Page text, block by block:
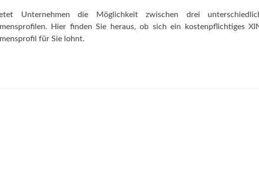
Unternehmen die Möglichkeit zwischen drei
Hier finden Sie heraus, ob sich ein kostenpflichtiges
für Sie lohnt.